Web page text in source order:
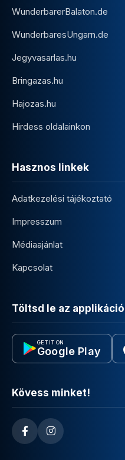
WunderbarerBalaton.de
WunderbaresUngarn.de
Jegyvasarlas.hu
Bringazas.hu
Hajozas.hu
Hirdess oldalainkon
Hasznos linkek
Adatkezelési tájékoztató
Impresszum
Médiaajánlat
Kapcsolat
Töltsd le az
GET IT ON
Google Play
Kövess minket!